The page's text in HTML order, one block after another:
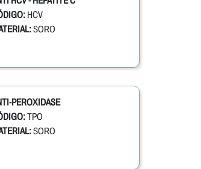
HCV
SORO
PEROXIDASE
TPO
SORO